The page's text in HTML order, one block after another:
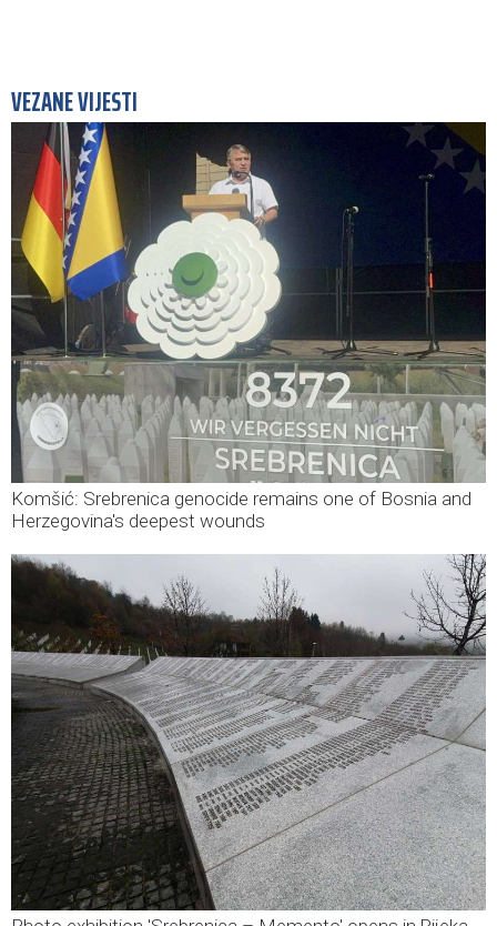
VEZANE VIJESTI
Komšić: Srebrenica genocide remains one of Bosnia and
Herzegovina's deepest wounds